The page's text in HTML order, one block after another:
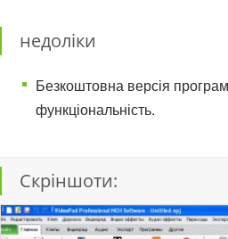
недоліки
Безкоштовна версія
функціональність.
Скріншоти: